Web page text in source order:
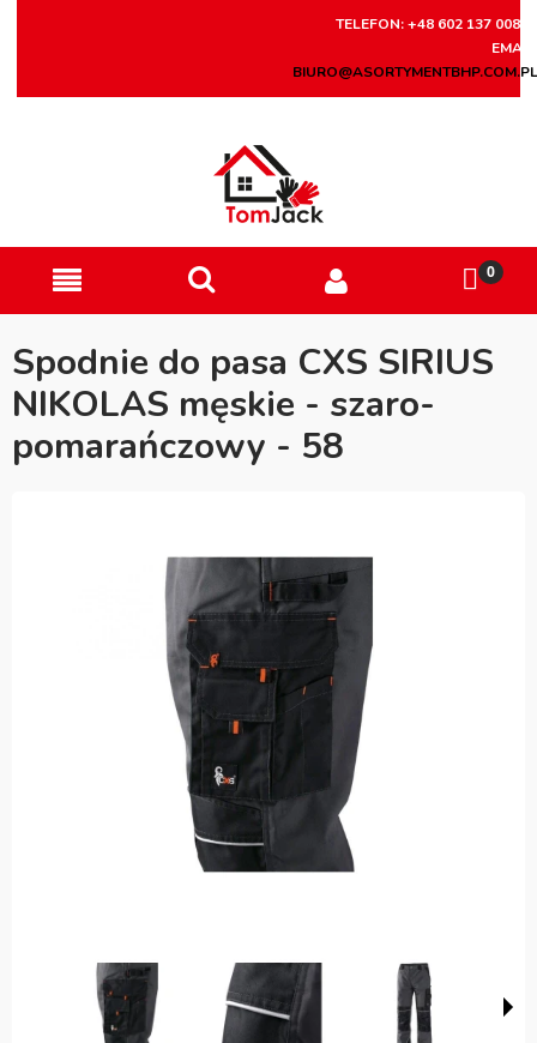
TELEFON: +48 602 137 008
EMAIL:
BIURO@ASORTYMENTBHP.COM.PL
Spodnie do pasa CXS SIRIUS
NIKOLAS męskie - szaro-
pomarańczowy - 58